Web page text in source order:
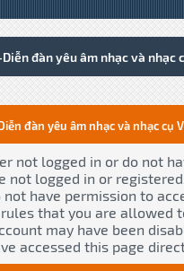
đàn yêu âm nhạc và nhạc
đàn yêu âm nhạc và nhạc cụ
not logged in or do not
not logged in or
not have permission to
that you are allowed
may have been
accessed this page